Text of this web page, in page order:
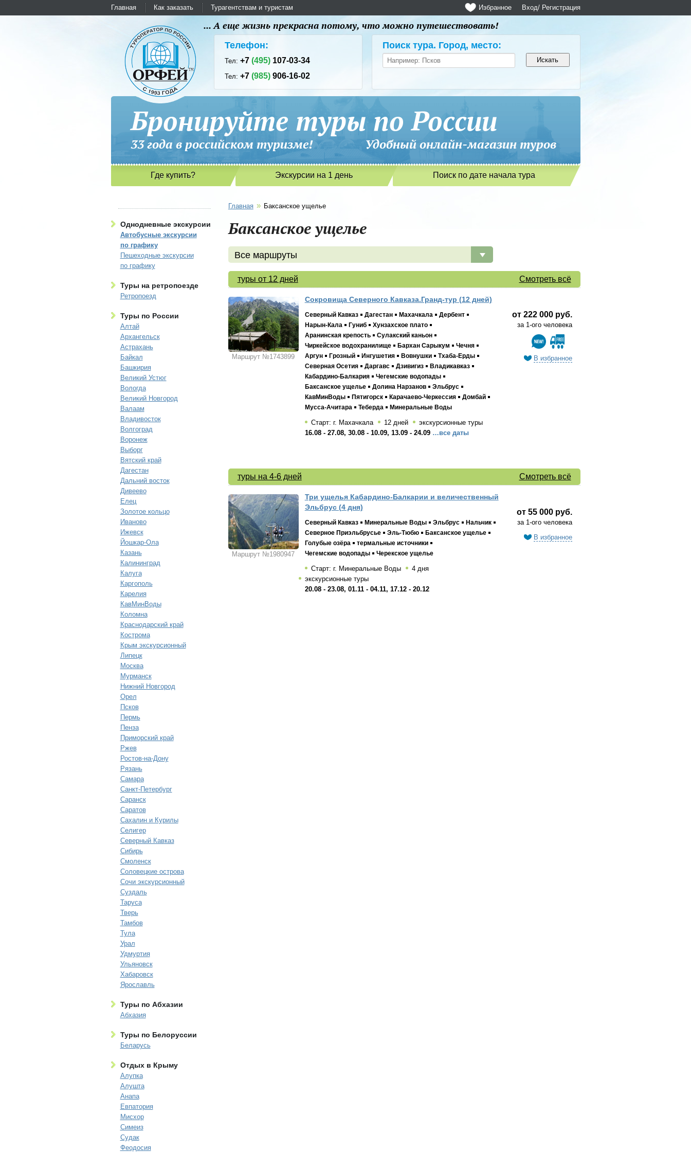
Главная Как заказать Турагентствам и туристам Вход/ Регистрация
Избранное
... А еще жизнь прекрасна потому, что можно путешествовать!
Телефон:
Тел:+7(495) 107-03-34
Тел:+7(985) 906-16-02
Поиск тура. Город, место:
Бронируйте туры по России
33 года в российском туризме! Удобный онлайн-магазин туров
Где купить? Экскурсии на 1 день Поиск по дате начала тура
Однодневные экскурсии
Автобусные экскурсии
по графику
Пешеходные экскурсии
по графику
Туры на ретропоезде
Ретропоезд
Туры по России
Алтай
Архангельск
Астрахань
Байкал
Башкирия
Великий Устюг
Вологда
Великий Новгород
Валаам
Владивосток
Волгоград
Воронеж
Выборг
Вятский край
Дагестан
Дальний восток
Дивеево
Елец
Золотое кольцо
Иваново
Ижевск
Йошкар-Ола
Казань
Калининград
Калуга
Каргополь
Карелия
КавМинВоды
Коломна
Краснодарский край
Кострома
Крым экскурсионный
Липецк
Москва
Мурманск
Нижний Новгород
Орел
Псков
Пермь
Пенза
Приморский край
Ржев
Ростов-на-Дону
Рязань
Самара
Санкт-Петербург
Саранск
Саратов
Сахалин и Курилы
Селигер
Северный Кавказ
Сибирь
Смоленск
Соловецкие острова
Сочи экскурсионный
Суздаль
Таруса
Тверь
Тамбов
Тула
Урал
Удмуртия
Ульяновск
Хабаровск
Ярославль
Туры по Абхазии
Абхазия
Туры по Белоруссии
Беларусь
Отдых в Крыму
Алупка
Алушта
Анапа
Евпатория
Мисхор
Симеиз
Судак
Феодосия
Главная » Баксанское ущелье
Баксанское ущелье
Все маршруты
туры от 12 дней Смотреть всё
Маршрут №1743899
Сокровища Северного Кавказа.Гранд-тур (12 дней)
Северный Кавказ Дагестан Махачкала
Дербент
Нарын-Кала
Гуниб
Хунзахское плато
Аранинская крепость
Сулакский каньон
Чиркейское водохранилище
Бархан Сарыкум
Чечня
Аргун
Грозный Ингушетия Вовнушки
Тхаба-Ерды
Северная Осетия
Даргавс Дзивигиз
Владикавказ
Кабардино-Балкария
Чегемские водопады
Баксанское ущелье
Долина Нарзанов
Эльбрус
КавМинВоды
Пятигорск Карачаево-Черкессия
Домбай
Мусса-Ачитара
Теберда Минеральные Воды
Старт: г. Махачкала 12 дней
экскурсионные туры
16.08 - 27.08, 30.08 - 10.09, 13.09 - 24.09 …все даты
от 222 000 руб.
за 1-ого человека
В избранное
туры на 4-6 дней Смотреть всё
Маршрут №1980947
Три ущелья Кабардино-Балкарии и величественный
Эльбрус (4 дня)
Северный Кавказ Минеральные Воды Эльбрус
Нальчик
Северное Приэльбрусье
Эль-Тюбю
Баксанское ущелье
Голубые озёра
термальные источники
Чегемские водопады
Черекское ущелье
Старт: г. Минеральные Воды
4 дня
экскурсионные туры
20.08 - 23.08, 01.11 - 04.11, 17.12 - 20.12
от 55 000 руб.
за 1-ого человека
В избранное